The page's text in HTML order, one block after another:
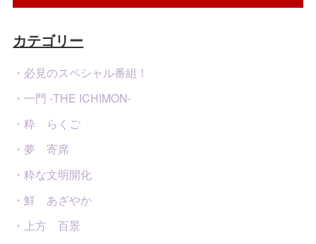
カテゴリー
・必見のスペシャル番組！
・一門 -THE ICHIMON-
・粋 らくご
・夢 寄席
・粋な文明開化
・鮮 あざやか
・上方 百景